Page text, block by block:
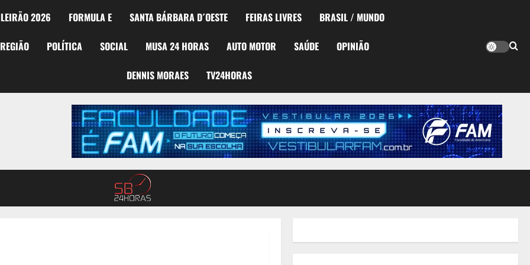
2026 FORMULA E SANTA BÁRBARA D´OESTE FEIRAS LIVRES BRASIL / MUNDO
REGIÃO POLÍTICA SOCIAL MUSA 24 HORAS AUTO MOTOR SAÚDE OPINIÃO
DENNIS MORAES TV24HORAS